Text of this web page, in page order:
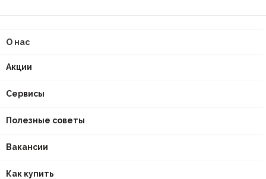
О нас
Акции
Сервисы
Полезные советы
Вакансии
Как купить